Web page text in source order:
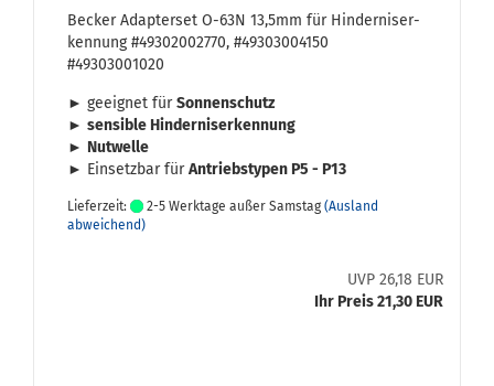
Be­cker Ad­ap­ter­set O-63N 13,5mm für Hin­der­nis­er­
ken­nung #49302002770, #49303004150
#49303001020
► ge­eig­net fürSon­nen­schutz
► sen­si­ble Hin­der­nis­er­ken­nung
► Nut­wel­le
► Ein­setz­bar fürAn­triebs­ty­pen P5 - P13
Lieferzeit: 2-5 Werktage außer Samstag (Ausland
abweichend)
UVP 26,18 EUR
Ihr Preis 21,30 EUR